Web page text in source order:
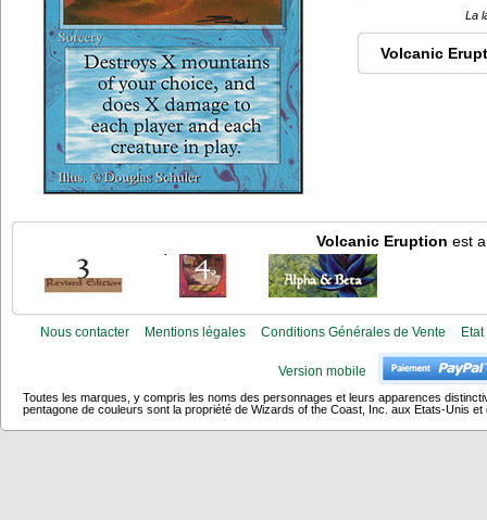
La
Volcanic
Volcanic Eruption est
Nous contacter Mentions légales Conditions Générales de Vente
Version mobile
Toutes les marques, y compris les noms des personnages et leurs apparences
pentagone de couleurs sont la propriété de Wizards of the Coast, Inc. aux Etats-Unis